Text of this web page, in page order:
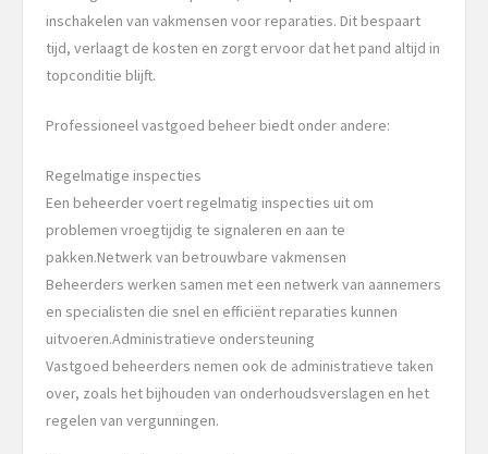
inschakelen van vakmensen voor reparaties. Dit bespaart
tijd, verlaagt de kosten en zorgt ervoor dat het pand altijd in
topconditie blijft.
Professioneel vastgoed beheer biedt onder andere:
Regelmatige inspecties
Een beheerder voert regelmatig inspecties uit om
problemen vroegtijdig te signaleren en aan te
pakken.Netwerk van betrouwbare vakmensen
Beheerders werken samen met een netwerk van aannemers
en specialisten die snel en efficiënt reparaties kunnen
uitvoeren.Administratieve ondersteuning
Vastgoed beheerders nemen ook de administratieve taken
over, zoals het bijhouden van onderhoudsverslagen en het
regelen van vergunningen.